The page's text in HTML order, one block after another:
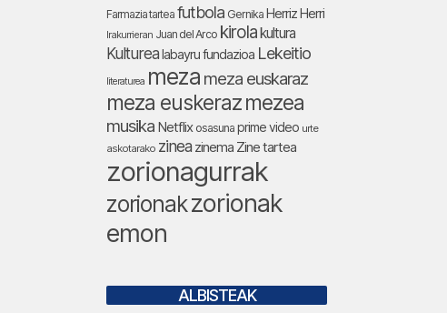
Farmazia tartea futbola Gernika Herriz Herri
Irakurrieran Juan del Arco kirola kultura
Kulturealabayru fundazioa Lekeitio
literaturea meza meza euskaraz
meza euskerazmezea
musika Netflix osasuna prime video urte
askotarako zinea zinema Zine tartea
zorionagurrak
zorionakzorionak
emon
ALBISTEAK